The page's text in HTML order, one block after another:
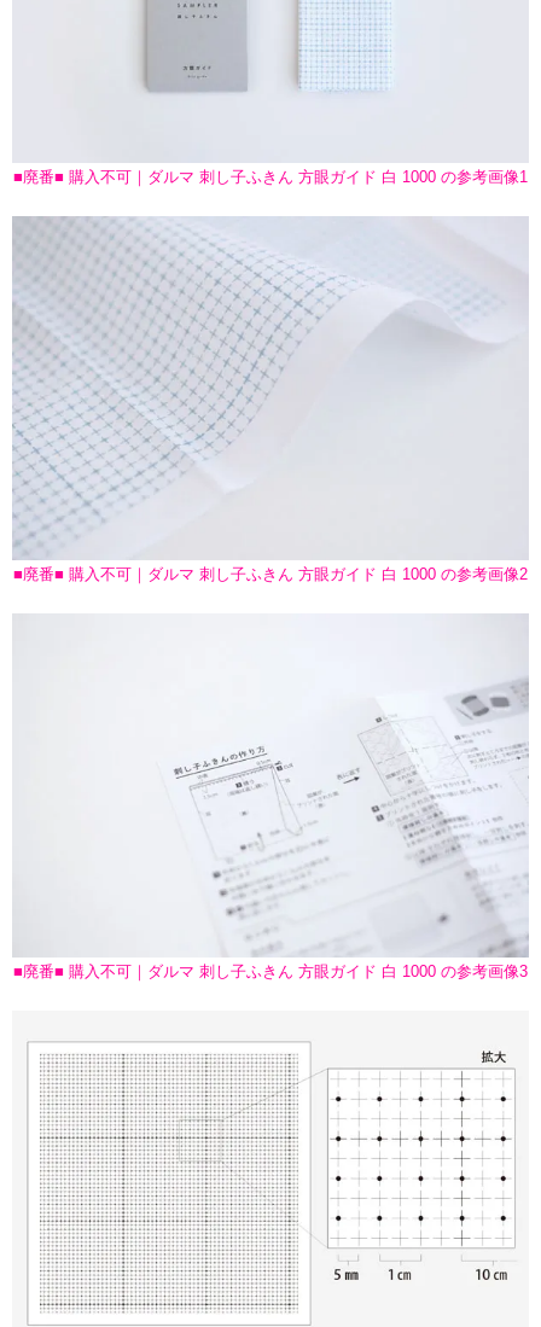
■廃番■ 購入不可｜ダルマ 刺し子ふきん 方眼ガイド 白 1000 の参考画像1
■廃番■ 購入不可｜ダルマ 刺し子ふきん 方眼ガイド 白 1000 の参考画像2
■廃番■ 購入不可｜ダルマ 刺し子ふきん 方眼ガイド 白 1000 の参考画像3